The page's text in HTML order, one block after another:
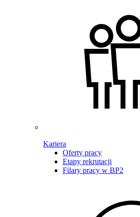
Kariera
Oferty pracy
Etapy rekrutacji
Filary pracy w BP2